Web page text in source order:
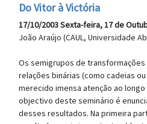
Do Vitor à Victória
17/10/2003 Sexta-feira, 17 de
João Araújo (CAUL, Universidade
Os semigrupos de
relações binárias (como cadeias
merecido imensa atenção ao
objectivo deste seminário é
desses resultados. Na primeira